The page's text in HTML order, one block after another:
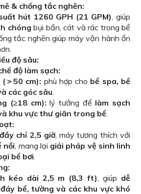
& chống tắc nghẽn:
hút 1260 GPH (21 GPM) , giúp
chóng bụi bẩn, cát và rác trong bể
tắc nghẽn giúp máy vận hành ổn
độ sâu:
độ làm sạch:
＞50 cm): phù hợp cho bể spa, bể
các góc sâu
(≥18 cm): lý tưởng để làm sạch
khu vực thư giãn trong bể
chỉ 2,5 giờ, máy tương thích với
nổi , mang lại giải pháp vệ sinh linh
bể bơi
kéo dài 2,5 m (8,3 ft) , giúp dễ
bể, tường và các khu vực khó